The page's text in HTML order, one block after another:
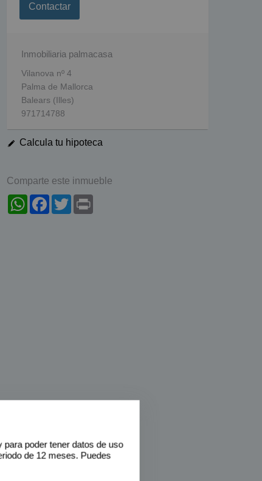
Contactar
Inmobiliaria palmacasa
Vilanova nº 4
Palma de Mallorca
Balears (Illes)
971714788
Calcula tu hipoteca
Comparte este inmueble
WhatsAppFacebook
Twitter
poder tener datos de uso
de 12 meses. Puedes